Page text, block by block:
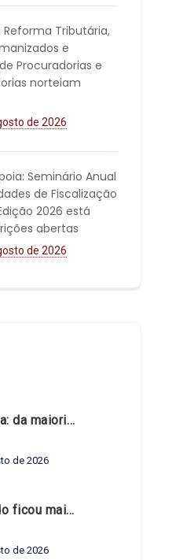
Reforma Tributária,
e
Procuradorias e
norteiam
de 2026
Seminário Anual
de Fiscalização
2026 está
abertas
de 2026
à maturidade
de 2026
O controle precisa acompanhar
de 2026